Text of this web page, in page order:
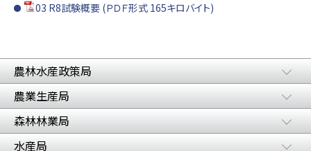
03 R8試験概要 (ＰＤＦ形式 165キロバイト)
農林水産政策局
農業生産局
森林林業局
水産局